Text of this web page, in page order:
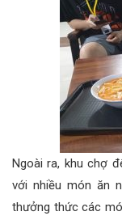
Ngoài ra, khu chợ
với nhiều món ăn
thưởng thức các